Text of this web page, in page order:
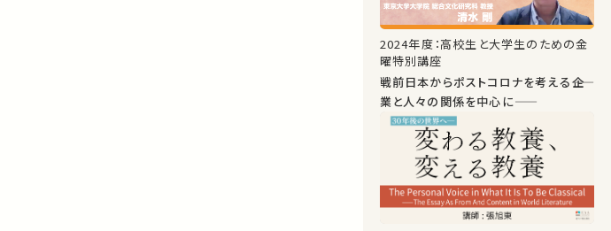
2024年度：高校生と大学生のための金
曜特別講座
戦前日本からポストコロナを考える――企
業と人々の関係を中心に――